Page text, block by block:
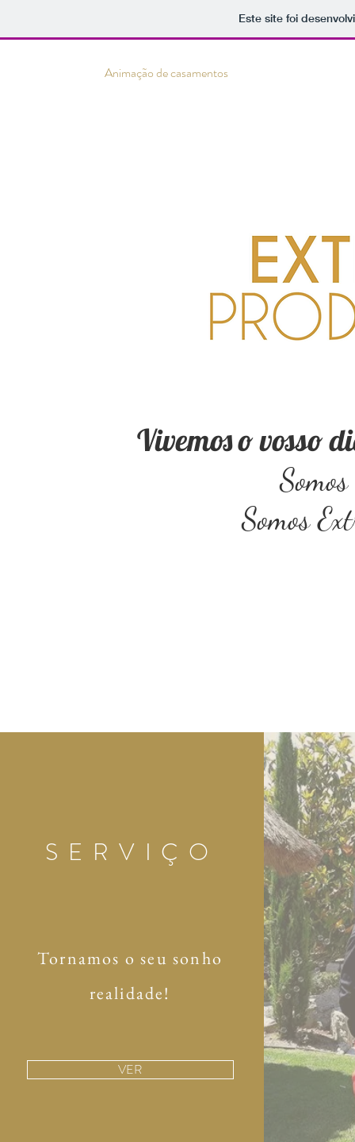
Este site foi
Animação de casamentos
Vivemos o vosso
Somos
SERVIÇO
Tornamos o seu sonho
realidade!
VER